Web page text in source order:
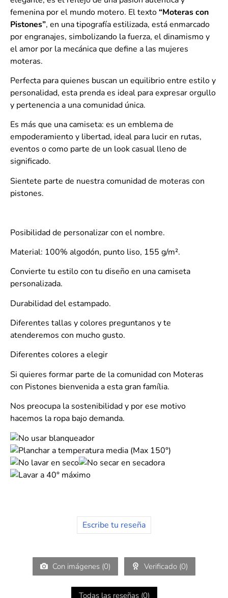
femenina por el mundo motero. El texto“Moteras con
Pistones”, en una tipografía estilizada, está enmarcado
por engranajes, simbolizando la fuerza, el dinamismo y
el amor por la mecánica que define a las mujeres
moteras.
Perfecta para quienes buscan un equilibrio entre estilo y
personalidad, esta prenda es ideal para expresar orgullo
y pertenencia a una comunidad única.
Es más que una camiseta: es un emblema de
empoderamiento y libertad, ideal para lucir en rutas,
eventos o como parte de un look casual lleno de
significado.
Sientete parte de nuestra comunidad de moteras con
pistones.
Posibilidad de personalizar con el nombre.
Material: 100% algodón, punto liso, 155 g/m².
Convierte tu estilo con tu diseño en una camiseta
personalizada.
Durabilidad del estampado.
Diferentes tallas y colores preguntanos y te
atenderemos con mucho gusto.
Diferentes colores a elegir
Si quieres formar parte de la comunidad con Moteras
con Pistones bienvenida a esta gran família.
Nos preocupa la sostenibilidad y por ese motivo
hacemos la ropa bajo demanda.
Escribe tu reseña
Con imágenes (0) Verificado (0)
Todas las reseñas (0)